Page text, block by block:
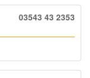
03543 43 2353